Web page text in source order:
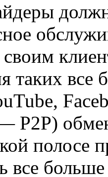
своим
таких все
P2P)
полосе
все